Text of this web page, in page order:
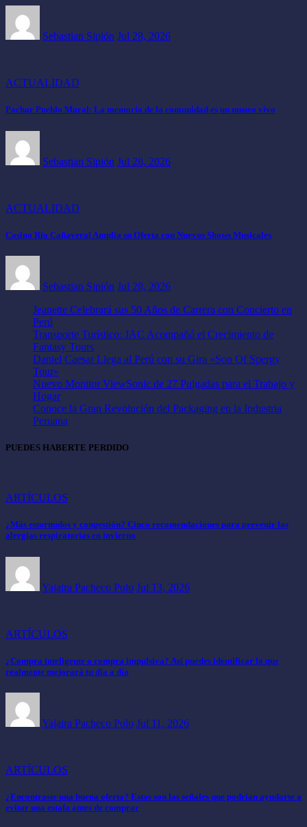
Sebastian Sipión Jul 28, 2026
ACTUALIDAD
Pachar Pueblo Mural: La memoria de la comunidad es un museo vivo
Sebastian Sipión Jul 28, 2026
ACTUALIDAD
Casino Río Cañaveral Amplía su Oferta con Nuevos Shows Musicales
Sebastian Sipión Jul 28, 2026
Jeanette Celebrará sus 50 Años de Carrera con Concierto en
Perú
Transporte Turístico: JAC Acompañó el Crecimiento de
Fantasy Tours
Daniel Caesar Llega al Perú con su Gira «Son Of Spergy
Tour»
Nuevo Monitor ViewSonic de 27 Pulgadas para el Trabajo y
Hogar
Conoce la Gran Revolución del Packaging en la Industria
Peruana
PUEDES HABERTE PERDIDO
ARTÍCULOS
¿Más estornudos y congestión? Cinco recomendaciones para prevenir las
alergias respiratorias en invierno
Yajaira Pacheco Polo Jul 13, 2026
ARTÍCULOS
¿Compra inteligente o compra impulsiva? Así puedes identificar lo que
realmente mejorará tu día a día
Yajaira Pacheco Polo Jul 11, 2026
ARTÍCULOS
¿Encontraste una buena oferta? Estas son las señales que podrían ayudarte a
evitar una estafa antes de comprar